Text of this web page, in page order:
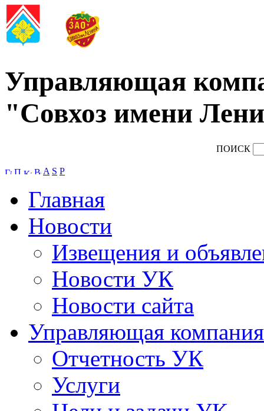
Управляющая
"Совхоз имени
ПОИСК
A S P
Главная
Новости
Извещения и
Новости УК
Новости сайта
Управляющая компания
Отчетность УК
Услуги